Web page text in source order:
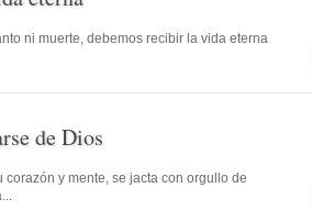
ni muerte, debemos recibir la vida eterna
de Dios
y mente, se jacta con orgullo de